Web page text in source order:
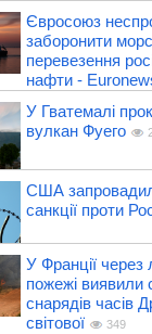
Євросоюз
заборонити
перевезення
нафти -
У Гватемалі
вулкан Фуего
США
санкції проти
У Франції через
пожежі виявили
снарядів часів
світової
349